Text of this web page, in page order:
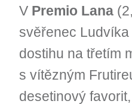
V Premio Lana
svěřenec
dostihu na třetím
s vítězným
desetinový